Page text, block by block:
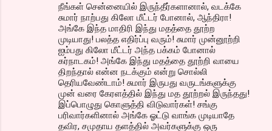
நீங்கள் சென்னையில் இருந்தீர்களானால், வடக்கே
சுமார் நாற்பது கிலோ மீட்டர் போனால், ஆந்திரா!
அங்கே இந்த மாதிரி இந்து மதத்தை தூற்ற
முடியாது! பலத்த எதிர்ப்பு வரும்! சுமார் முன்னூற்றி
ஐம்பது கிலோ மீட்டர் அந்த பக்கம் போனால்
கர்நாடகம்! அங்கே இந்து மதத்தை தூற்றி வாயை
திறந்தால் என்ன நடக்கும் என்று சொல்லி
தெரியவேண்டாம்! சுமார் இருபது வருடங்களுக்கு
முன் வரை கேரளத்தில் இந்து மத தூற்றல் இருந்தது!
இப்பொழுது கொளுத்தி விடுவார்கள்! சங்கு
பரிவார்களினால் அங்கே ஓட்டு வாங்க முடியாதே
தவிர, சமுதாய தளத்தில் அவர்களுக்கு ஒரு